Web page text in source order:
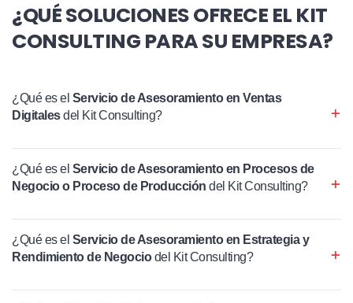
¿QUÉ SOLUCIONES OFRECE EL KIT
CONSULTING PARA SU EMPRESA?
¿Qué es el Servicio de Asesoramiento en Ventas
Digitalesdel Kit Consulting?
¿Qué es el Servicio de Asesoramiento en Procesos de
Negocio o Proceso de Producción del Kit Consulting?
¿Qué es el Servicio de Asesoramiento en Estrategia y
Rendimiento de Negociodel Kit Consulting?